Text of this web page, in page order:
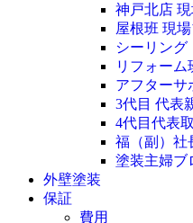
神戸北店
屋根班 現
シーリング
リフォーム
アフターサ
3代目 代表
4代目代表
福（副）社
塗装主婦ブ
外壁塗装
保証
費用